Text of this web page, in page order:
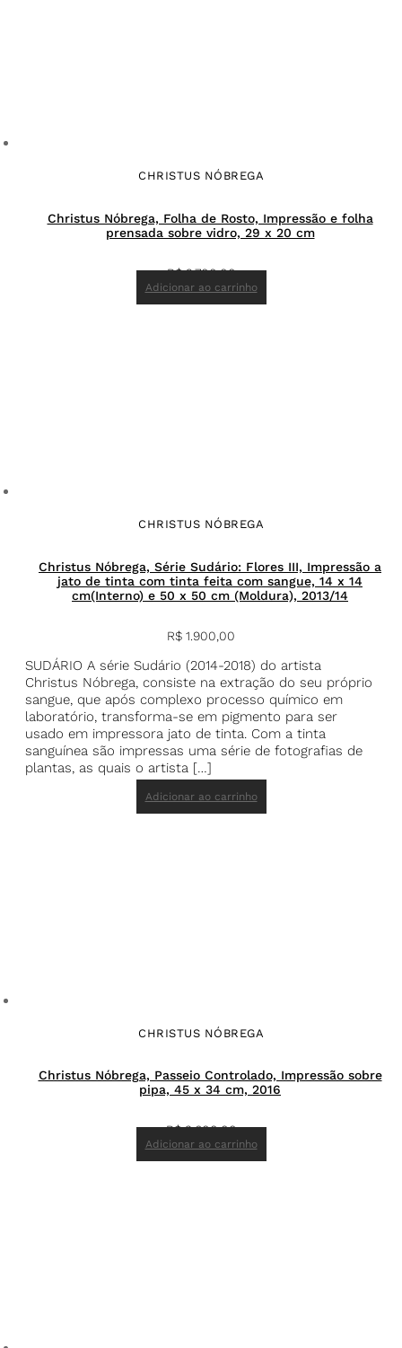
CHRISTUS NÓBREGA
Christus Nóbrega, Folha de Rosto, Impressão e folha
prensada sobre vidro, 29 x 20 cm
R$2.700,00
Adicionar ao carrinho
CHRISTUS NÓBREGA
Christus Nóbrega, Série Sudário: Flores III, Impressão a
jato de tinta com tinta feita com sangue, 14 x 14
cm(Interno) e 50 x 50 cm (Moldura), 2013/14
R$ 1.900,00
SUDÁRIO A série Sudário (2014-2018) do artista
Christus Nóbrega, consiste na extração do seu próprio
sangue, que após complexo processo químico em
laboratório, transforma-se em pigmento para ser
usado em impressora jato de tinta. Com a tinta
sanguínea são impressas uma série de fotografias de
plantas, as quais o artista […]
Adicionar ao carrinho
CHRISTUS NÓBREGA
Christus Nóbrega, Passeio Controlado, Impressão sobre
pipa, 45 x 34 cm, 2016
R$3.600,00
Adicionar ao carrinho